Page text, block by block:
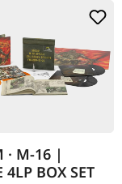
· M-16 |
4LP BOX SET